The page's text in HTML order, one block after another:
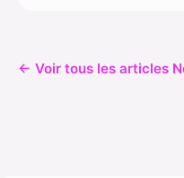
← Voir tous les articles